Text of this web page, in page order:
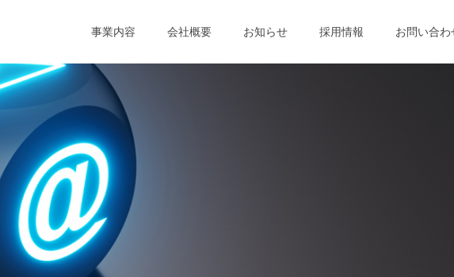
事業内容 会社概要 お知らせ 採用情報 お問い合わ